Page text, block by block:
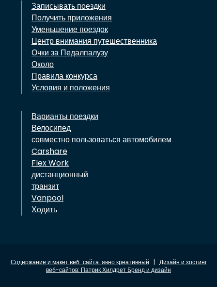
Записывать поездки
Получить приложения
Уменьшение поездок
Центр внимания путешественника
Очки за Педалпалузу
Около
Правила конкурса
Условия и положения
Варианты поездки
Велосипед
совместно пользоваться автомобилем
Carshare
Flex Work
дистанционный
транзит
Vanpool
Ходить
Содержание и макет веб-сайта: явно креативный | Дизайн и хостинг
веб-сайтов: Патрик Хилдрет Бренд и дизайн